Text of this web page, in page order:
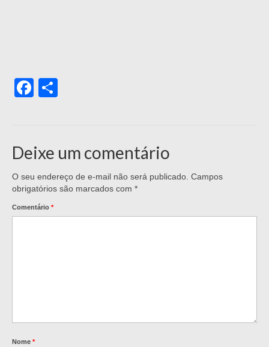
Facebook
Deixe um comentário
O seu endereço de e-mail não será publicado. Campos
obrigatórios são marcados com *
Comentário *
Nome *